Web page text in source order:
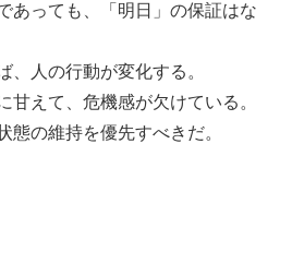
あっても、「明日」の保証はな
、人の行動が変化する。
甘えて、危機感が欠けている。
態の維持を優先すべきだ。